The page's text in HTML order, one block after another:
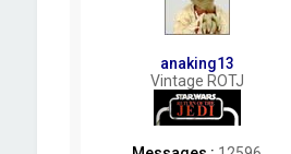
anaking13
Vintage ROTJ